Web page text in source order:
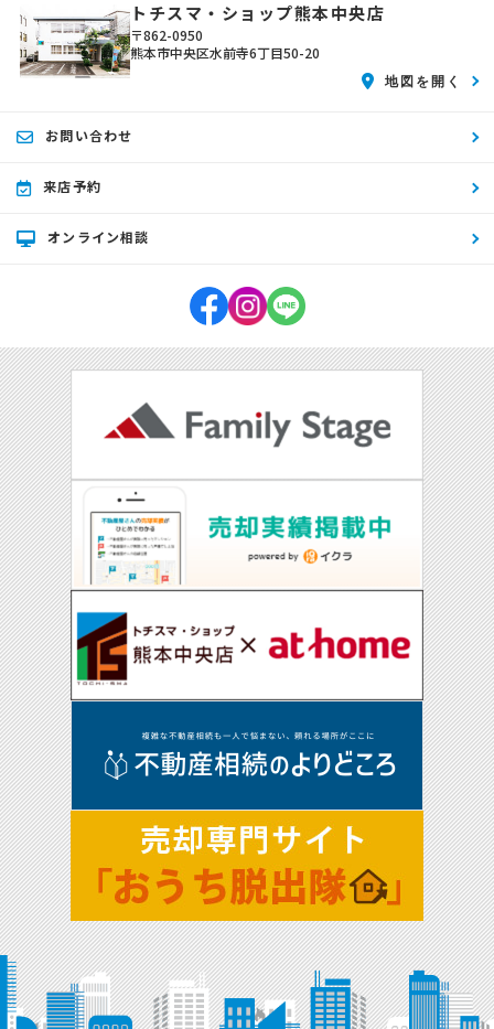
トチスマ・ショップ熊本中央店
〒862-0950
熊本市中央区水前寺6丁目50-20
地図を開く
お問い合わせ
来店予約
オンライン相談